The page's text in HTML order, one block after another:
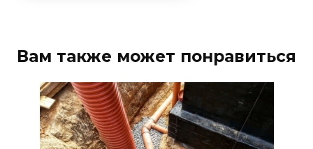
Вам также может понравиться